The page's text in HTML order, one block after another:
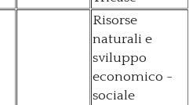
Risorse
naturali e
sviluppo
economico -
sociale